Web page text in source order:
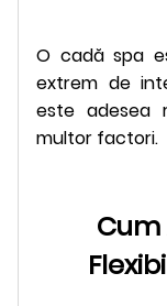
O cadă spa
extrem de
este adesea
multor factori.
Cum